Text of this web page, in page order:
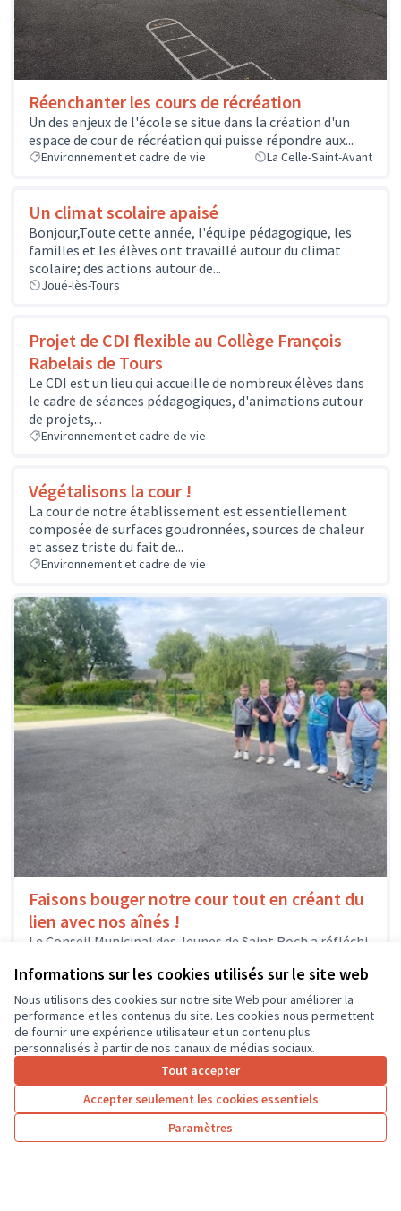
Informations sur les cookies utilisés sur le site web
Nous utilisons des cookies sur notre site Web pour améliorer la
performance et les contenus du site. Les cookies nous permettent
de fournir une expérience utilisateur et un contenu plus
personnalisés à partir de nos canaux de médias sociaux.
Tout accepter
Accepter seulement les cookies essentiels
Paramètres
Réenchanter les cours de récréation
Un des enjeux de l'école se situe dans la création d'un
espace de cour de récréation qui puisse répondre aux...
Environnement et cadre de vie La Celle-Saint-Avant
Un climat scolaire apaisé
Bonjour,Toute cette année, l'équipe pédagogique, les
familles et les élèves ont travaillé autour du climat
scolaire; des actions autour de...
Joué-lès-Tours
Projet de CDI flexible au Collège François
Rabelais de Tours
Le CDI est un lieu qui accueille de nombreux élèves dans
le cadre de séances pédagogiques, d'animations autour
de projets,...
Environnement et cadre de vie
Végétalisons la cour !
La cour de notre établissement est essentiellement
composée de surfaces goudronnées, sources de chaleur
et assez triste du fait de...
Environnement et cadre de vie
Faisons bouger notre cour tout en créant du
lien avec nos aînés !
Le Conseil Municipal des Jeunes de Saint Roch a réfléchi
cour...
Solidarité et développement local Saint-Roch
Résultats par page : 25
1 2 3 4 5 6 7